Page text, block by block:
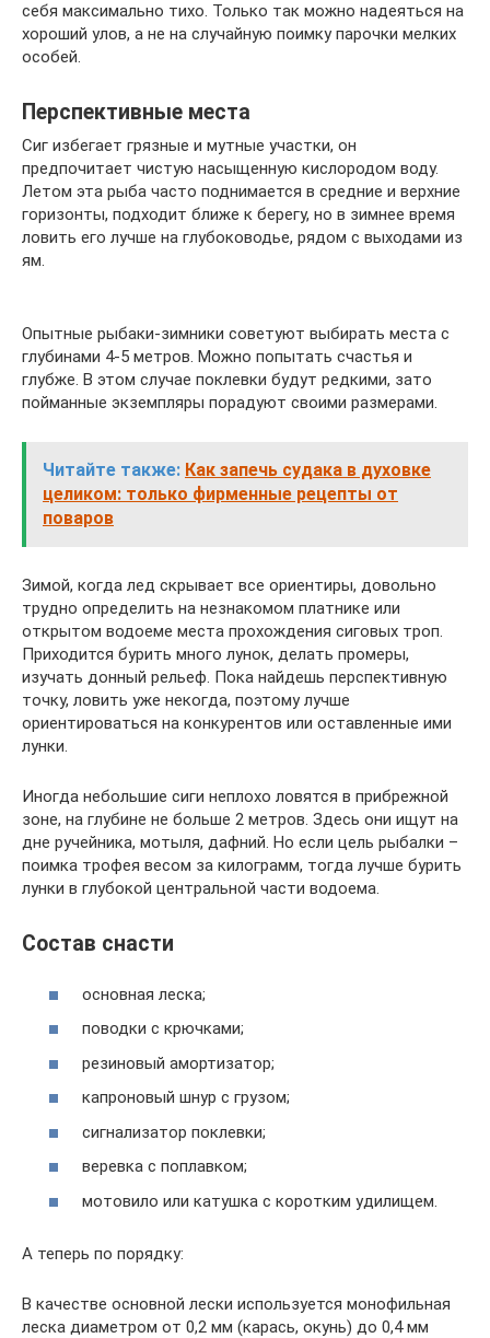
себя максимально тихо. Только так можно надеяться на
хороший улов, а не на случайную поимку парочки мелких
особей.
Перспективные места
Сиг избегает грязные и мутные участки, он
предпочитает чистую насыщенную кислородом воду.
Летом эта рыба часто поднимается в средние и верхние
горизонты, подходит ближе к берегу, но в зимнее время
ловить его лучше на глубоководье, рядом с выходами из
ям.
Опытные рыбаки-зимники советуют выбирать места с
глубинами 4-5 метров. Можно попытать счастья и
глубже. В этом случае поклевки будут редкими, зато
пойманные экземпляры порадуют своими размерами.
Читайте также: Как запечь судака в духовке
целиком: только фирменные рецепты от
поваров
Зимой, когда лед скрывает все ориентиры, довольно
трудно определить на незнакомом платнике или
открытом водоеме места прохождения сиговых троп.
Приходится бурить много лунок, делать промеры,
изучать донный рельеф. Пока найдешь перспективную
точку, ловить уже некогда, поэтому лучше
ориентироваться на конкурентов или оставленные ими
лунки.
Иногда небольшие сиги неплохо ловятся в прибрежной
зоне, на глубине не больше 2 метров. Здесь они ищут на
дне ручейника, мотыля, дафний. Но если цель рыбалки –
поимка трофея весом за килограмм, тогда лучше бурить
лунки в глубокой центральной части водоема.
Состав снасти
основная леска;
поводки с крючками;
резиновый амортизатор;
капроновый шнур с грузом;
сигнализатор поклевки;
веревка с поплавком;
мотовило или катушка с коротким удилищем.
А теперь по порядку:
В качестве основной лески используется монофильная
леска диаметром от 0,2 мм (карась, окунь) до 0,4 мм